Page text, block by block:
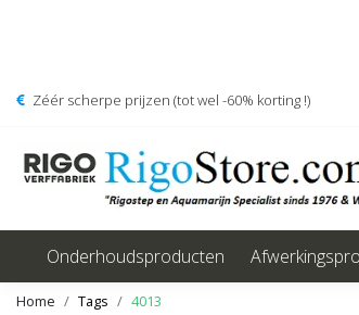
Zéér scherpe prijzen (tot wel -60% korting !)
Onderhoudsproducten
Home Tags 4013